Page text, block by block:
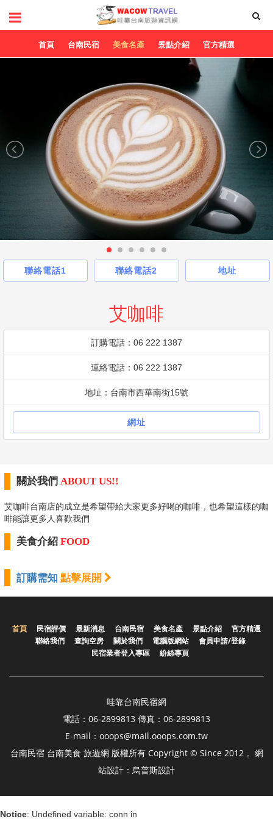
首頁 台南民宿 美食名產 景點介紹 官方精選
聯絡電話1 聯絡電話2 地址
艾咖啡
訂購電話：06 222 1387
連絡電話：06 222 1387
地址：台南市西華南街15號
網址
關於我們 ABOUT US!!
艾咖啡台南店的成立是希望帶給大家更多好喝的咖啡，也希望這樣的咖
啡能讓更多人喜歡我們
美食介紹 FOOD
訂購需知 點擊展開
首頁 民宿評價 最新消息 台南民宿 美食名產 景點介紹
官方精選
聯絡我們
查詢空房 關於我們 電腦版網站
會員申請/登錄
民宿業者登入專區
紛絲專頁
哇靠台南民宿網
電話：06-2899813 傳真：06-2899813
E-mail：ooops@mail.ooops.com.tw
台南民宿 台南美食 旅遊網 版權所有 Copyright © Since 2012 。網
站設計：烏普斯設計
Notice: Undefined variable: conn in